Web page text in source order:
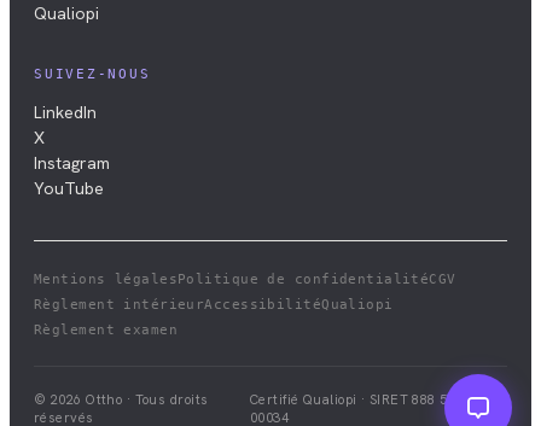
Qualiopi
SUIVEZ-NOUS
LinkedIn
X
Instagram
YouTube
Mentions légalesPolitique de confidentialitéCGV
Règlement intérieurAccessibilitéQualiopi
Règlement examen
© 2026 Ottho · Tous droits
réservés
Certifié Qualiopi · SIRET888 528 411
00034